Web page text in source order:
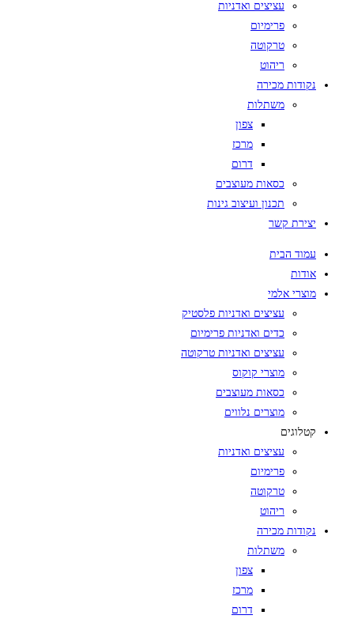
עציצים ואדניות
פרימיום
טרקוטה
ריהוט
נקודות מכירה
משתלות
צפון
מרכז
דרום
כסאות מעוצבים
תכנון ועיצוב גינות
יצירת קשר
עמוד הבית
אודות
מוצרי אלמי
עציצים ואדניות פלסטיק
כדים ואדניות פרימיום
עציצים ואדניות טרקוטה
מוצרי קוקוס
כסאות מעוצבים
מוצרים נלווים
קטלוגים
עציצים ואדניות
פרימיום
טרקוטה
ריהוט
נקודות מכירה
משתלות
צפון
מרכז
דרום